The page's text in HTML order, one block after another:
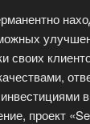
своих
проект